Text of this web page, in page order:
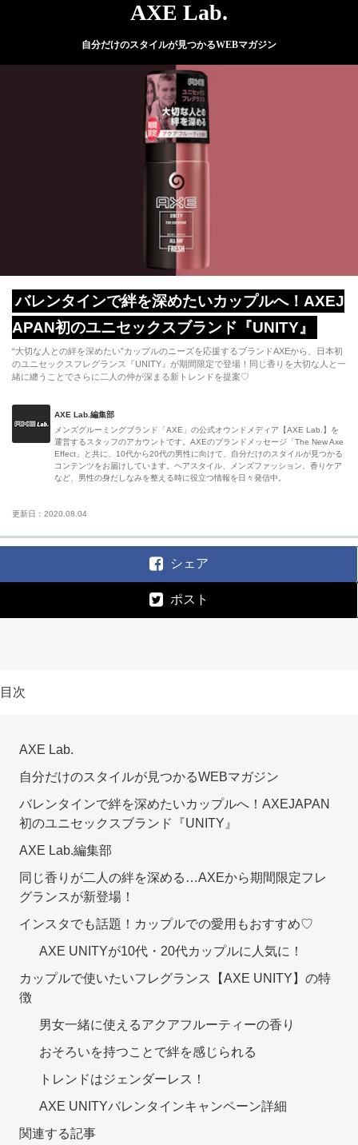
AXE Lab.
自分だけのスタイルが見つかるWEBマガジン
バレンタインで絆を深めたいカップルへ！AXEJ
APAN初のユニセックスブランド『UNITY』
“大切な人との絆を深めたい”カップルのニーズを応援するブランドAXEから、日本初
のユニセックスフレグランス『UNITY』が期間限定で登場！同じ香りを大切な人と一
緒に纏うことでさらに二人の仲が深まる新トレンドを提案♡
AXE Lab.編集部
メンズグルーミングブランド「AXE」の公式オウンドメディア【AXE Lab.】を
運営するスタッフのアカウントです。AXEのブランドメッセージ「The New Axe
Effect」と共に、10代から20代の男性に向けて、自分だけのスタイルが見つかる
コンテンツをお届けしています。ヘアスタイル、メンズファッション、香りケア
など、男性の身だしなみを整える時に役立つ情報を日々発信中。
更新日：2020.08.04
シェア
ポスト
目次
AXE Lab.
自分だけのスタイルが見つかるWEBマガジン
バレンタインで絆を深めたいカップルへ！AXEJAPAN
初のユニセックスブランド『UNITY』
AXE Lab.編集部
同じ香りが二人の絆を深める…AXEから期間限定フレ
グランスが新登場！
インスタでも話題！カップルでの愛用もおすすめ♡
AXE UNITYが10代・20代カップルに人気に！
カップルで使いたいフレグランス【AXE UNITY】の特
徴
男女一緒に使えるアクアフルーティーの香り
おそろいを持つことで絆を感じられる
トレンドはジェンダーレス！
AXE UNITYバレンタインキャンペーン詳細
関連する記事